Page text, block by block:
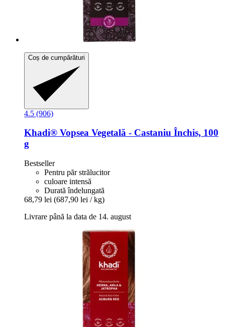
Coș de cumpărături
4.5 (906)
Khadi® Vopsea Vegetală -​ Castaniu Închis, 100
g
Bestseller
Pentru păr strălucitor
culoare intensă
Durată îndelungată
68,79 lei (687,90 lei / kg)
Livrare până la data de 14. august